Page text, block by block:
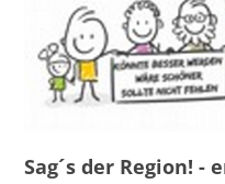
Sag´s der Region! -